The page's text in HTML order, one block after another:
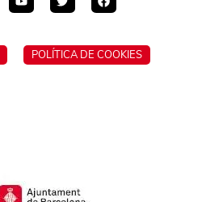
POLÍTICA DE COOKIES